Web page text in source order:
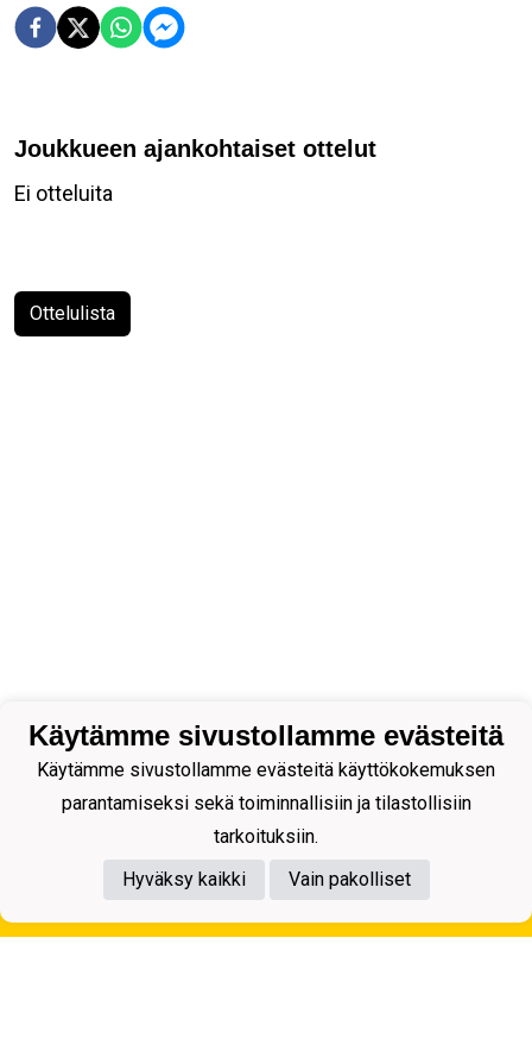
Joukkueen ajankohtaiset ottelut
Ei otteluita
Ottelulista
Tietosuojaseloste
Käytämme sivustollamme evästeitä
Käytämme sivustollamme evästeitä käyttökokemuksen
parantamiseksi sekä toiminnallisiin ja tilastollisiin
tarkoituksiin.
Hyväksy kaikki
Vain pakolliset